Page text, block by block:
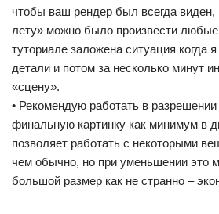
чтобы ваш рендер был всегда
лету» можно было произвести
туториале заложена ситуация когда
детали и потом за несколько минут
«сцену».
• Рекомендую работать в
финальную картинку как минимум в
позволяет работать с некоторыми
чем обычно, но при уменьшении это
большой размер как не странно –